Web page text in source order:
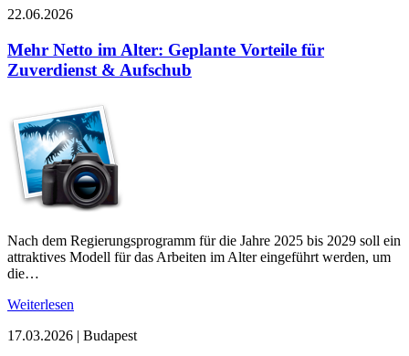
22.06.2026
Mehr Netto im Alter: Geplante Vorteile für
Zuverdienst & Aufschub
Nach dem Regierungsprogramm für die Jahre 2025 bis 2029 soll ein
attraktives Modell für das Arbeiten im Alter eingeführt werden, um
die…
Weiterlesen
17.03.2026 | Budapest